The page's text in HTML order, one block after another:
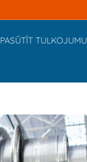
PASŪTĪT TULKOJUMU